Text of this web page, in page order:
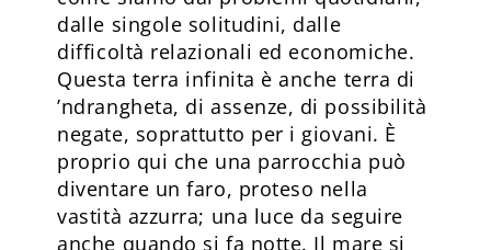
dalle singole solitudini, dalle
difficoltà relazionali ed economiche.
Questa terra infinita è anche terra di
’ndrangheta, di assenze, di possibilità
negate, soprattutto per i giovani. È
proprio qui che una parrocchia può
diventare un faro, proteso nella
vastità azzurra; una luce da seguire
anche quando si fa notte. Il mare si